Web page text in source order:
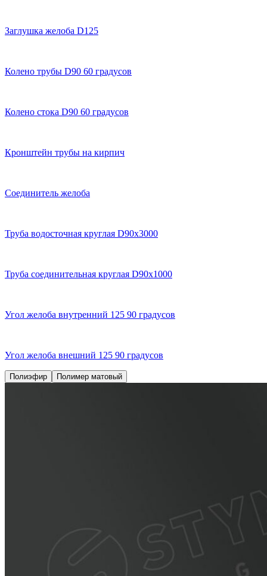
Заглушка желоба D125
Колено трубы D90 60 градусов
Колено стока D90 60 градусов
Кронштейн трубы на кирпич
Соединитель желоба
Труба водосточная круглая D90х3000
Труба соединительная круглая D90х1000
Угол желоба внутренний 125 90 градусов
Угол желоба внешний 125 90 градусов
Полиэфир Полимер матовый